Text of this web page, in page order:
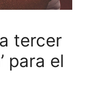
tercer
para el